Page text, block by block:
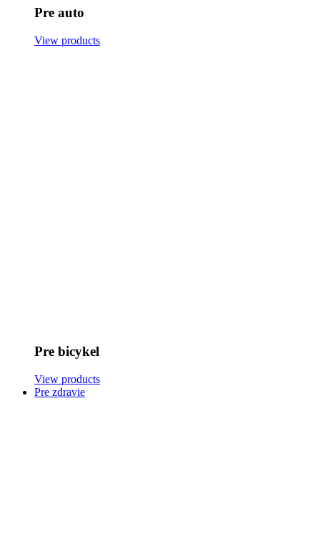
Pre auto
View products
Pre bicykel
View products
Pre zdravie